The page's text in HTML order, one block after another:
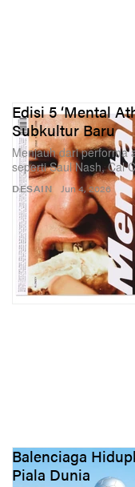
DESAIN
Edisi 5 ‘Mental
Subkultur Baru
Menjauh dari performa
seperti Saul Nash, Cal
Jun 4, 2026
Balenciaga
Piala Dunia